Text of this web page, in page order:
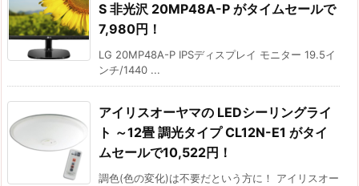
S 非光沢 20MP48A-P がタイムセールで
7,980円！
LG 20MP48A-P IPSディスプレイ モニター 19.5イ
ンチ/1440 ...
アイリスオーヤマの LEDシーリングライ
ト ～12畳 調光タイプ CL12N-E1 がタイ
ムセールで10,522円！
調色(色の変化)は不要だという方に！ アイリスオー